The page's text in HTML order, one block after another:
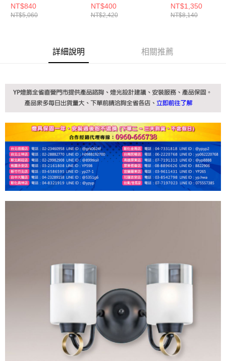
時審查核予不同之上限額度；若仍有額度不足之情形，本公司將視審查結果
請求用戶進行身份認證。
NT$840
NT$5,060
NT$400
NT$2,420
NT$1,350
NT$8,140
詳細說明 相關推薦